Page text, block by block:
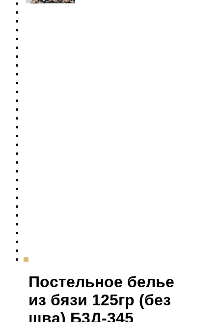
Постельное белье
из бязи 125гр (без
шва) Б3Д-345